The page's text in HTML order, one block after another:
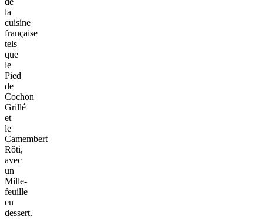
la
cuisine
française
tels
que
le
Pied
de
Cochon
Grillé
et
le
Camembert
Rôti,
avec
un
Mille-
feuille
en
dessert.